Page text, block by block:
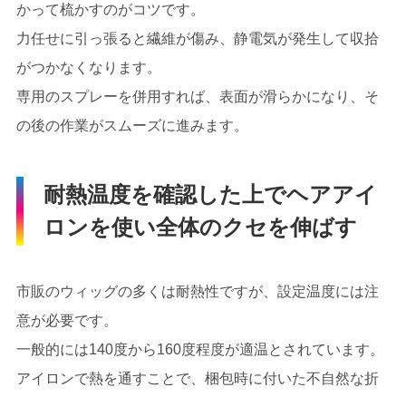
かって梳かすのがコツです。
力任せに引っ張ると繊維が傷み、静電気が発生して収拾
がつかなくなります。
専用のスプレーを併用すれば、表面が滑らかになり、そ
の後の作業がスムーズに進みます。
耐熱温度を確認した上でヘアアイ
ロンを使い全体のクセを伸ばす
市販のウィッグの多くは耐熱性ですが、設定温度には注
意が必要です。
一般的には140度から160度程度が適温とされています。
アイロンで熱を通すことで、梱包時に付いた不自然な折